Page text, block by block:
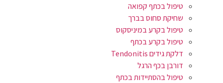
טיפול בכתף קפואה
שחיקת סחוס בברך
טיפול בקרע במיניסקוס
טיפול בקרע בכתף
דלקת גידים Tendonitis
דורבן בכף הרגל
טיפול בהסתיידות בכתף